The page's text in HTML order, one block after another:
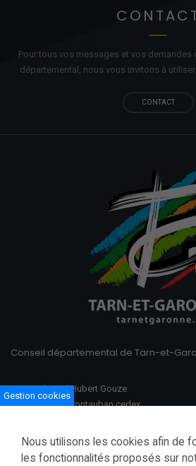
Pour tous vos messages et vos demandes
départemental, nous vous invitons à
CONTACT
Conseil départemental de Tarn-et-
100 Boulevard Hubert Gouze
BP 783 82013 Montauban cedex
Gestion cookies
Nous utilisons les cookies afin de
les fonctionnalités proposés sur